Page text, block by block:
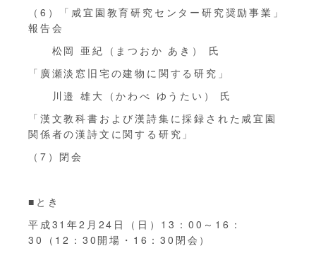
（6）「咸宜園教育研究センター研究奨励事業」
報告会
松岡 亜紀（まつおか あき） 氏
「廣瀬淡窓旧宅の建物に関する研究」
川邉 雄大（かわべ ゆうたい） 氏
「漢文教科書および漢詩集に採録された咸宜園
関係者の漢詩文に関する研究」
（7）閉会
■とき
平成31年2月24日（日）13：00～16：
30（12：30開場・16：30閉会）